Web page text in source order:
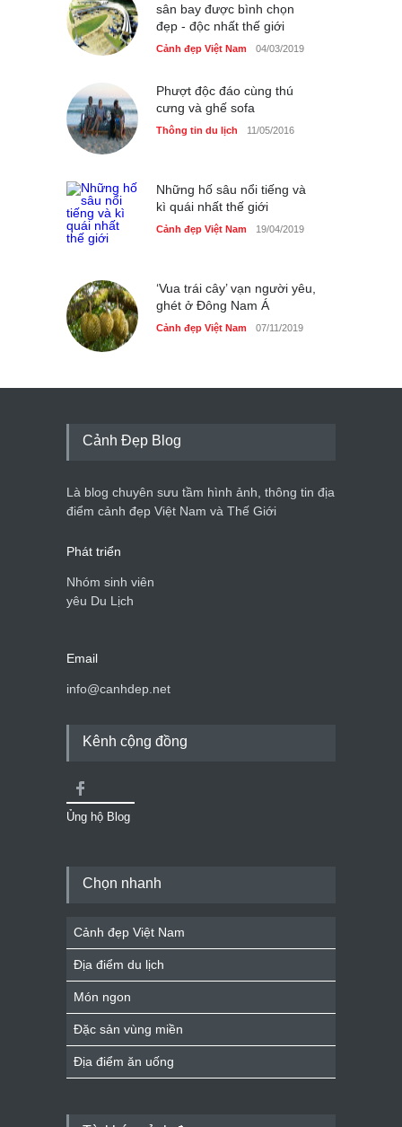
sân bay được bình chọn
đẹp - độc nhất thế giới
Cảnh đẹp Việt Nam 04/03/2019
Phượt độc đáo cùng thú
cưng và ghế sofa
Thông tin du lịch 11/05/2016
Những hố sâu nổi tiếng và
kì quái nhất thế giới
Cảnh đẹp Việt Nam 19/04/2019
‘Vua trái cây’ vạn người yêu,
ghét ở Đông Nam Á
Cảnh đẹp Việt Nam 07/11/2019
Cảnh Đẹp Blog
Là blog chuyên sưu tầm hình ảnh, thông tin địa
điểm cảnh đẹp Việt Nam và Thế Giới
Phát triển
Nhóm sinh viên
yêu Du Lịch
Email
info@canhdep.net
Kênh cộng đồng
Ủng hộ Blog
Chọn nhanh
Cảnh đẹp Việt Nam
Địa điểm du lịch
Món ngon
Đặc sản vùng miền
Địa điểm ăn uống